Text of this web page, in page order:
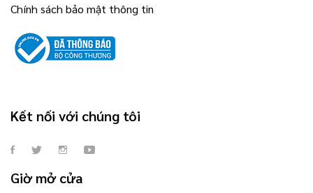
Chính sách bảo mật thông tin
Kết nối với chúng tôi
Giờ mở cửa